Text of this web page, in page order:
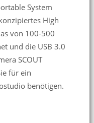
System
High
von 100-500
und die USB 3.0
SCOUT
für ein
benötigen.